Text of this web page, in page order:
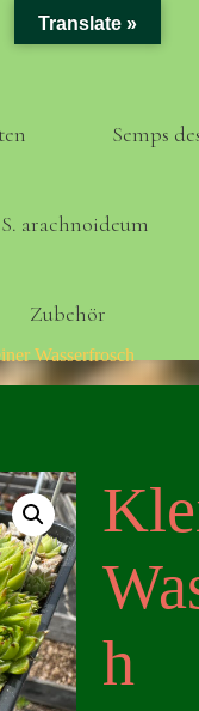
Semps
S. arachnoideum
Zubehör
Wasserfrosch
h
Translate »